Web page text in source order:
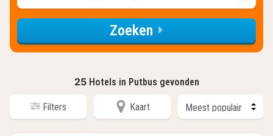
Zoeken
25 Hotels in Putbus gevonden
Filters Kaart